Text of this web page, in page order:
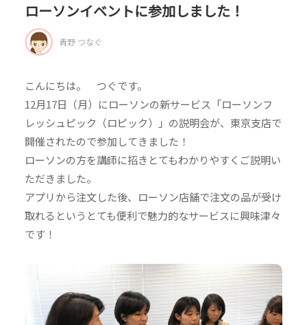
ローソンイベントに参加しました！
青野 つなぐ
こんにちは。 つぐです。
12月17日（月）にローソンの新サービス「ローソンフ
レッシュピック（ロピック）」の説明会が、東京支店で
開催されたので参加してきました！
ローソンの方を講師に招きとてもわかりやすくご説明い
ただきました。
アプリから注文した後、ローソン店舗で注文の品が受け
取れるというとても便利で魅力的なサービスに興味津々
です！